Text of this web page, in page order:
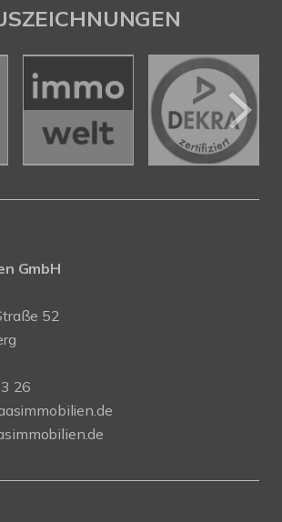
GmbH
52
26